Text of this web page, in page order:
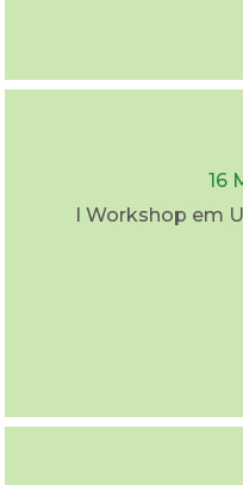
16
I Workshop em